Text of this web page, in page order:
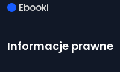
Ebooki
Informacje prawne